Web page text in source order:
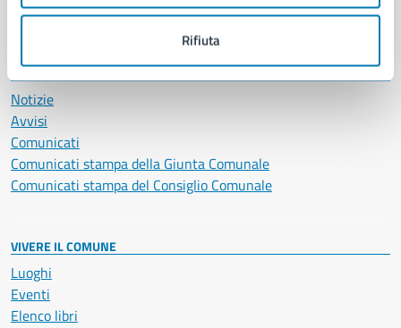
Rifiuta
Vita lavorativa
NOVITÀ
Notizie
Avvisi
Comunicati
Comunicati stampa della Giunta Comunale
Comunicati stampa del Consiglio Comunale
VIVERE IL COMUNE
Luoghi
Eventi
Elenco libri